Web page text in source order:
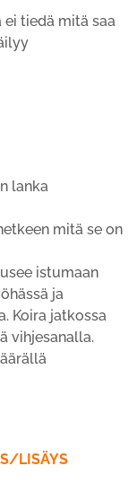
tiedä mitä saa
lanka
mitä se on
istumaan
ja
Koira jatkossa
vihjesanalla.
LISÄYS